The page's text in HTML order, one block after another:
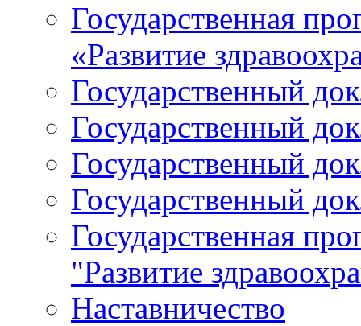
Государственная
«Развитие
Государственный
Государственный
Государственный
Государственный
Государственная
"Развитие
Наставничество